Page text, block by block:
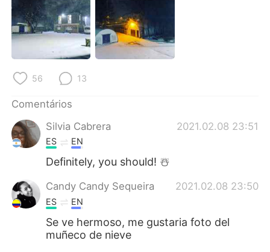
한국어 Русский
Indonesia
Italiano
Tiếng Việt
56 13
Comentários
Silvia Cabrera
2021.02.08 23:51
ES EN
Definitely, you should! ☃️
Candy Candy Sequeira 2021.02.08 23:50
ES EN
Se ve hermoso, me gustaria foto del
muñeco de nieve